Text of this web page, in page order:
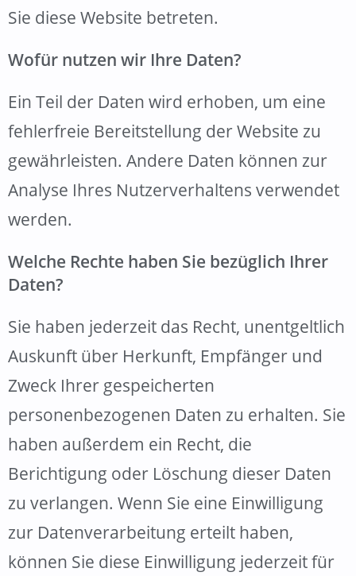
Sie diese Website betreten.
Wofür nutzen wir Ihre Daten?
Ein Teil der Daten wird erhoben, um eine
fehlerfreie Bereitstellung der Website zu
gewährleisten. Andere Daten können zur
Analyse Ihres Nutzerverhaltens verwendet
werden.
Welche Rechte haben Sie bezüglich Ihrer
Daten?
Sie haben jederzeit das Recht, unentgeltlich
Auskunft über Herkunft, Empfänger und
Zweck Ihrer gespeicherten
personenbezogenen Daten zu erhalten. Sie
haben außerdem ein Recht, die
Berichtigung oder Löschung dieser Daten
zu verlangen. Wenn Sie eine Einwilligung
zur Datenverarbeitung erteilt haben,
können Sie diese Einwilligung jederzeit für